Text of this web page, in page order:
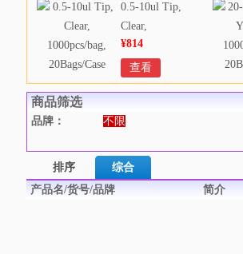
0.5-10ul Tip,
Clear,
1000pcs/bag,
20Bags/Case
¥814
查看
商品筛选
品牌： 不限
排序 综合
产品名/货号/品牌
简介